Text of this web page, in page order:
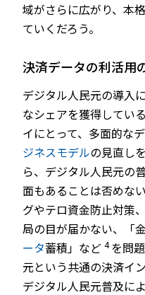
域がさらに広がり、本
ていくだろう。
決済データの利活用
デジタル人民元の導入
なシェアを獲得してい
イにとって、多面的な
ジネスモデルの見直し
ら、デジタル人民元の
面もあることは否めな
グやテロ資金防止対策
局の目が届かない、「
ータ蓄積」など 4を問
元という共通の決済イ
デジタル人民元普及に